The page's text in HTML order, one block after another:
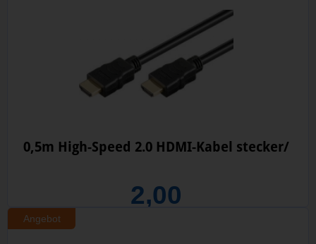
0,5m High-Speed 2.0 HDMI-Kabel stecker/
2,00
Angebot